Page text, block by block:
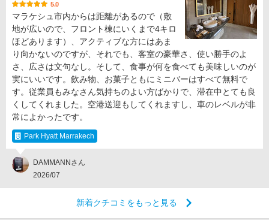
5.0
マラケシュ市内からは距離があるので（敷
地が広いので、フロント棟にいくまで4キロ
ほどあります）、アクティブな方にはあま
り向かないのですが、それでも、客室の豪華さ、使い勝手のよ
さ、広さは文句なし。そして、食事が何を食べても美味しいのが
実にいいです。飲み物、お菓子ともにミニバーはすべて無料で
す。従業員もみなさん気持ちのよい方ばかりで、滞在中とても良
くしてくれました。空港送迎もしてくれますし、車のレベルが非
常によかったです。
Park Hyatt Marrakech
DAMMANNさん
2026/07
新着クチコミをもっと見る